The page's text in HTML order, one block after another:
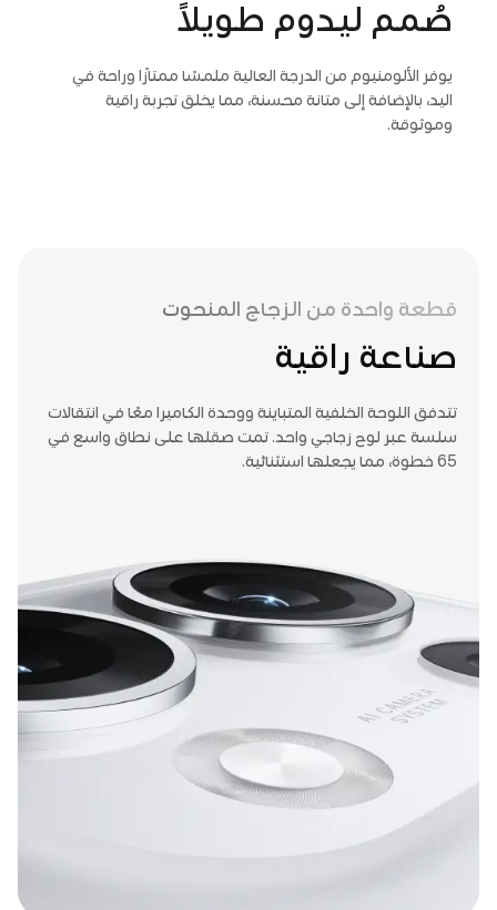
صُمم ليدوم طويلاً
يوفر الألومنيوم من الدرجة العالية ملمسًا ممتازًا وراحة في
اليد، بالإضافة إلى متانة محسنة، مما يخلق تجربة راقية
وموثوقة.
قطعة واحدة من الزجاج المنحوت
صناعة راقية
تتدفق اللوحة الخلفية المتباينة ووحدة الكاميرا معًا في انتقالات
سلسة عبر لوح زجاجي واحد. تمت صقلها على نطاق واسع في
65 خطوة، مما يجعلها استثنائية.